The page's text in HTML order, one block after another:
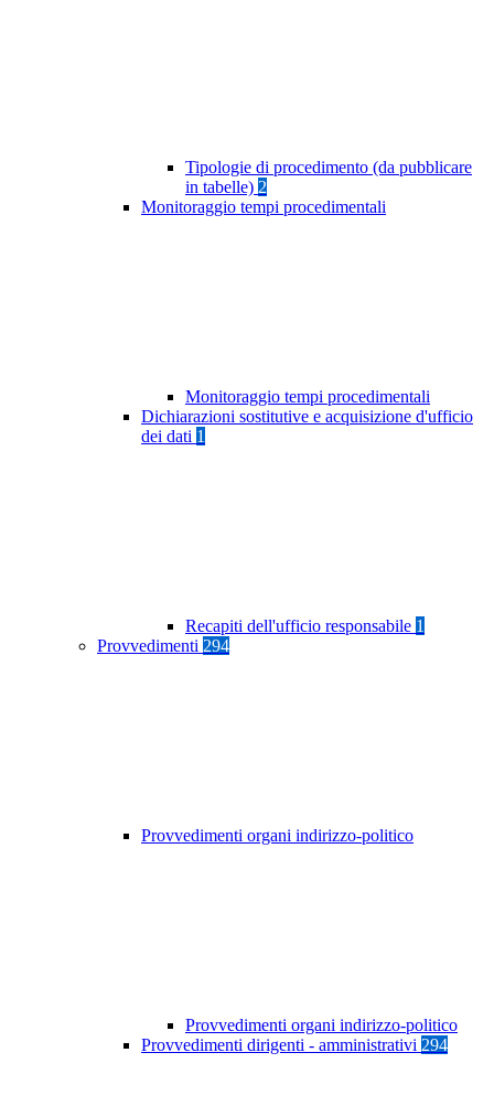
Tipologie di procedimento (da pubblicare
in tabelle) 2
Monitoraggio tempi procedimentali
Monitoraggio tempi procedimentali
Dichiarazioni sostitutive e acquisizione d'ufficio
dei dati 1
Recapiti dell'ufficio responsabile 1
Provvedimenti 294
Provvedimenti organi indirizzo-politico
Provvedimenti organi indirizzo-politico
Provvedimenti dirigenti - amministrativi 294